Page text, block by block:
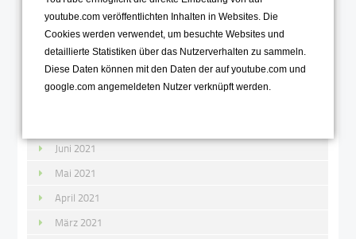
November 2021
Oktober 2021
September 2021
Juni 2021
Mai 2021
April 2021
März 2021
youtube.com veröffentlichten Inhalten in Websites. Die
Cookies werden verwendet, um besuchte Websites und
detaillierte Statistiken über das Nutzerverhalten zu sammeln.
Diese Daten können mit den Daten der auf youtube.com und
google.com angemeldeten Nutzer verknüpft werden.